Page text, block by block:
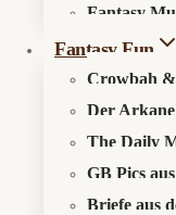
Fantasy
Fantasy Fun
Crowbah &
Der
The Daily
GB Pics
Briefe aus